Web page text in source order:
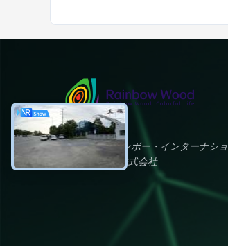
チェン州 レインボー・インターナショ
ナル・ウッド株式会社